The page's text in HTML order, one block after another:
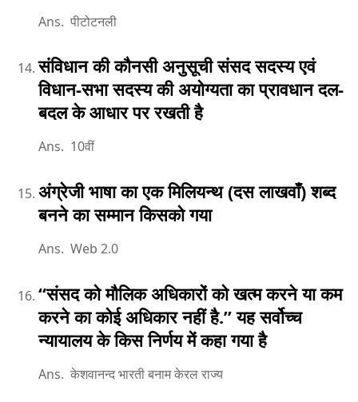
Ans. पीटोटनली
संविधान की कौनसी अनुसूची संसद सदस्य एवं
विधान-सभा सदस्य की अयोग्यता का प्रावधान दल-
बदल के आधार पर रखती है
Ans. 10वीं
अंग्रेजी भाषा का एक मिलियन्थ (दस लाखवाँ) शब्द
बनने का सम्मान किसको गया
Ans. Web 2.0
‘‘संसद को मौलिक अधिकारों को खत्म करने या कम
करने का कोई अधिकार नहीं है.’’ यह सर्वोच्च
न्यायालय के किस निर्णय में कहा गया है
Ans. केशवानन्द भारती बनाम केरल राज्य